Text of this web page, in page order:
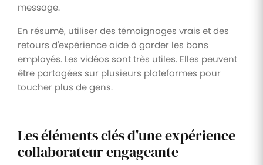
message.
En résumé, utiliser des témoignages vrais et des
retours d'expérience aide à garder les bons
employés. Les vidéos sont très utiles. Elles peuvent
être partagées sur plusieurs plateformes pour
toucher plus de gens.
Les éléments clés d'une expérience
collaborateur engageante